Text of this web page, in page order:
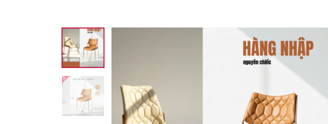
VÀO
THÍCH!